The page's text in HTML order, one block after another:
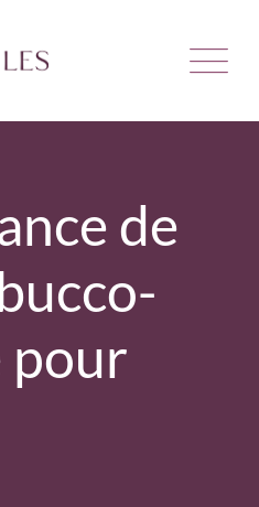
de
pour